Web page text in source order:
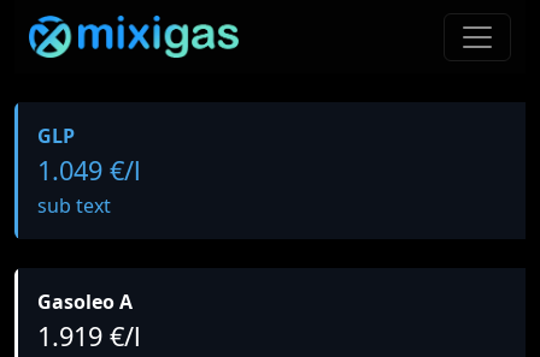
GLP
1.049 €/l
sub text
Gasoleo A
1.919 €/l